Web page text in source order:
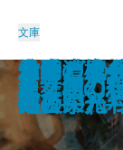
金春屋ゴ
次の電車
金春屋ゴ
エナメル
し―
おもいで
集―
この恋が
い
地底の魔
郎―
幽世の薬
さよなら
い。6
君に勧む
ノベライ
文庫
青銅の魔
―
コンビニ
港こがね
巫女島の
龍ノ国幻
伯爵と成
究所―
龍ノ国幻
久遠の檻
―
君と漕ぐ
部の栄光
炎舞館の
あなたの
ぬ夜の八